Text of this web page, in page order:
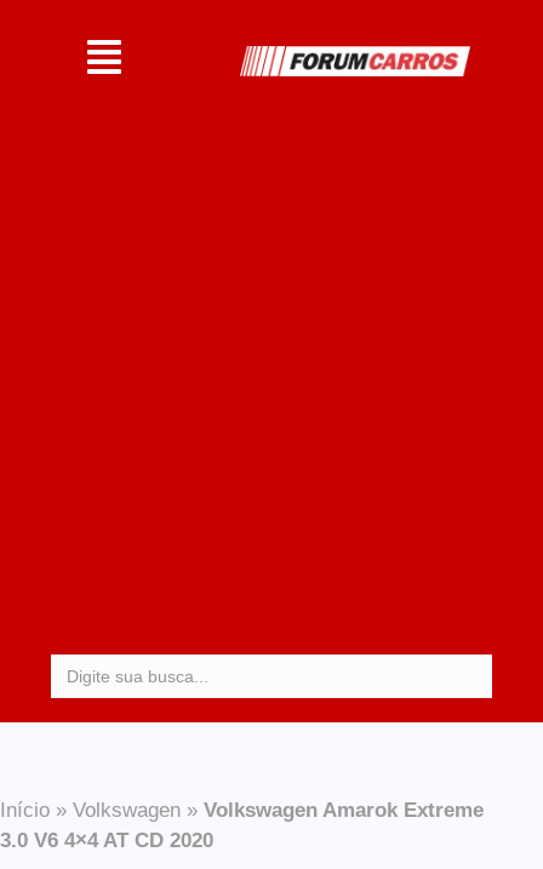
Início » Volkswagen » Volkswagen Amarok Extreme
3.0 V6 4×4 AT CD 2020